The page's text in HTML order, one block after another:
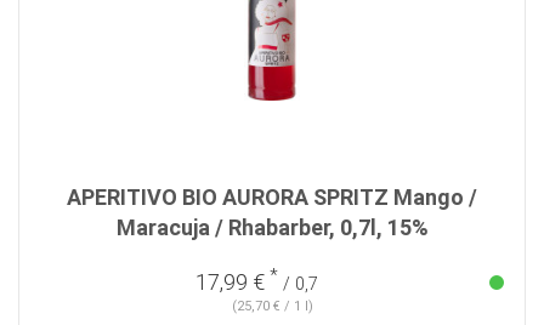
APERITIVO BIO AURORA SPRITZ Mango /
Maracuja / Rhabarber, 0,7l, 15%
17,99 € * / 0,7
(25,70 € / 1 l)